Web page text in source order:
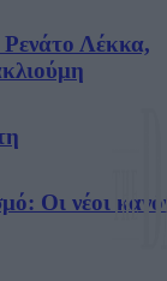
Λέκκα,
Οι νέοι